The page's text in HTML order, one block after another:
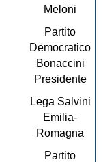
Meloni
Partito
Democratico
Bonaccini
Presidente
Lega Salvini
Emilia-
Romagna
Partito